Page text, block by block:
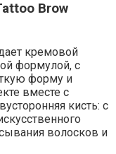
Brow
кремовой
формулой, с
форму и
вместе с
кисть: с
волосков и